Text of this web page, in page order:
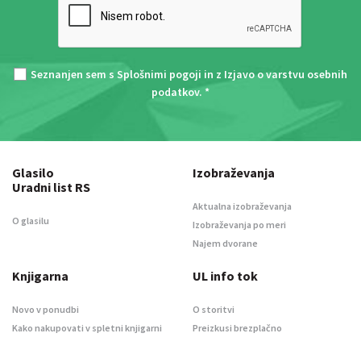
Seznanjen sem s Splošnimi pogoji in z Izjavo o varstvu osebnih
podatkov. *
Glasilo
Uradni list RS
O glasilu
Izobraževanja
Aktualna izobraževanja
Izobraževanja po meri
Najem dvorane
Knjigarna
Novo v ponudbi
Kako nakupovati v spletni knjigarni
UL info tok
O storitvi
Preizkusi brezplačno